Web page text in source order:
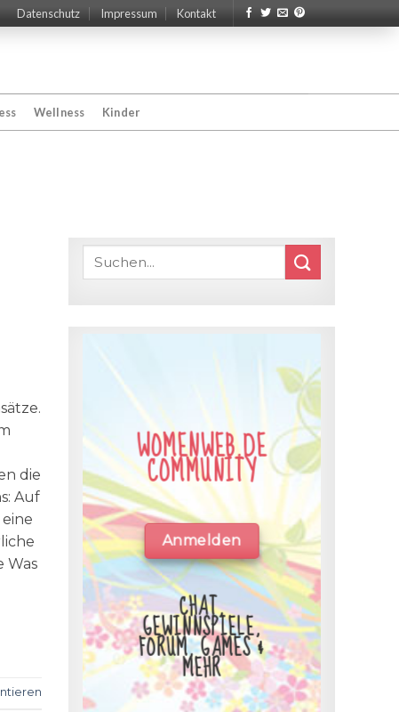
Datenschutz Impressum Kontakt
Wellness Kinder
die
Auf
Was
WOMENWEB.DE
COMMUNITY
Anmelden
CHAT,
GEWINNSPIELE,
FORUM, GAMES &
MEHR